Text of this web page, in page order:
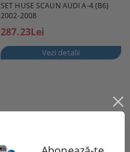
SET HUSE SCAUN AUDI A-4 (B6)
2002-2008
287.23Lei
Vezi detalii